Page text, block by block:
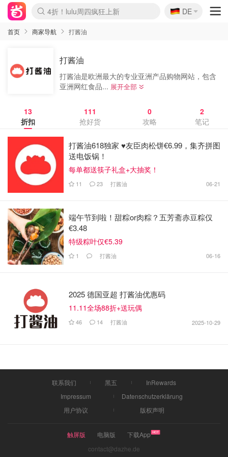
Boticinal 夏促开抢！
4折！lulu周四疯狂上新
还没结束！&OtherStories大促
Joybuy变相75折 随时失效
速领！Stanley独家85折
疑似霸哥！Camper额外叠85折
Zalando 奥莱闪促！每日更新
Moncler反季囤！5折起+叠9折
Coach Brooklyn仅€192
🇩🇪
DE
首页 商家导航 打酱油
打酱油
打酱油是欧洲最⼤的专业亚洲产品购物⽹站，包含
亚洲⽹红⾷品... 展开全部
13
折扣
111
抢好货
0
攻略
2
笔记
打酱油618独家 ♥️友臣肉松饼€6.99，集齐拼图
送电饭锅！
每单都送筷子礼盒+大抽奖！
11 23 打酱油 06-21
端午节到啦！甜粽or肉粽？五芳斋赤豆粽仅
€3.48
特级粽叶仅€5.39
1 打酱油 06-16
2025 德国亚超 打酱油优惠码
11.11全场88折+送玩偶
46 14 打酱油 2025-10-29
联系我们 黑五
InRewards
Impressum
Datenschutzerklärung
用户协议
版权声明
触屏版 电脑版
下载App
contact@dazhe.de